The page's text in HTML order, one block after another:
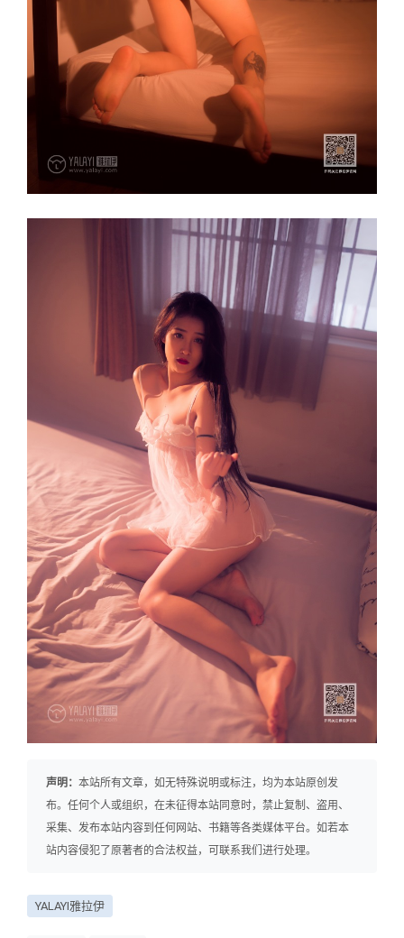
声明： 本站所有文章，如无特殊说明或标注，均为本站原创发
布。任何个人或组织，在未征得本站同意时，禁止复制、盗用、
采集、发布本站内容到任何网站、书籍等各类媒体平台。如若本
站内容侵犯了原著者的合法权益，可联系我们进行处理。
YALAYI雅拉伊